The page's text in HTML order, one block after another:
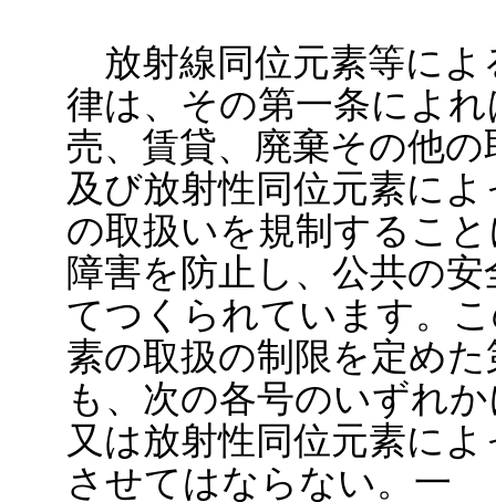
放射線同位元素等によ
律は、その第一条によ
売、賃貸、廃棄その他
及び放射性同位元素に
の取扱いを規制するこ
障害を防止し、公共の
てつくられています。
素の取扱の制限を定め
も、次の各号のいずれ
又は放射性同位元素に
させてはならない。一